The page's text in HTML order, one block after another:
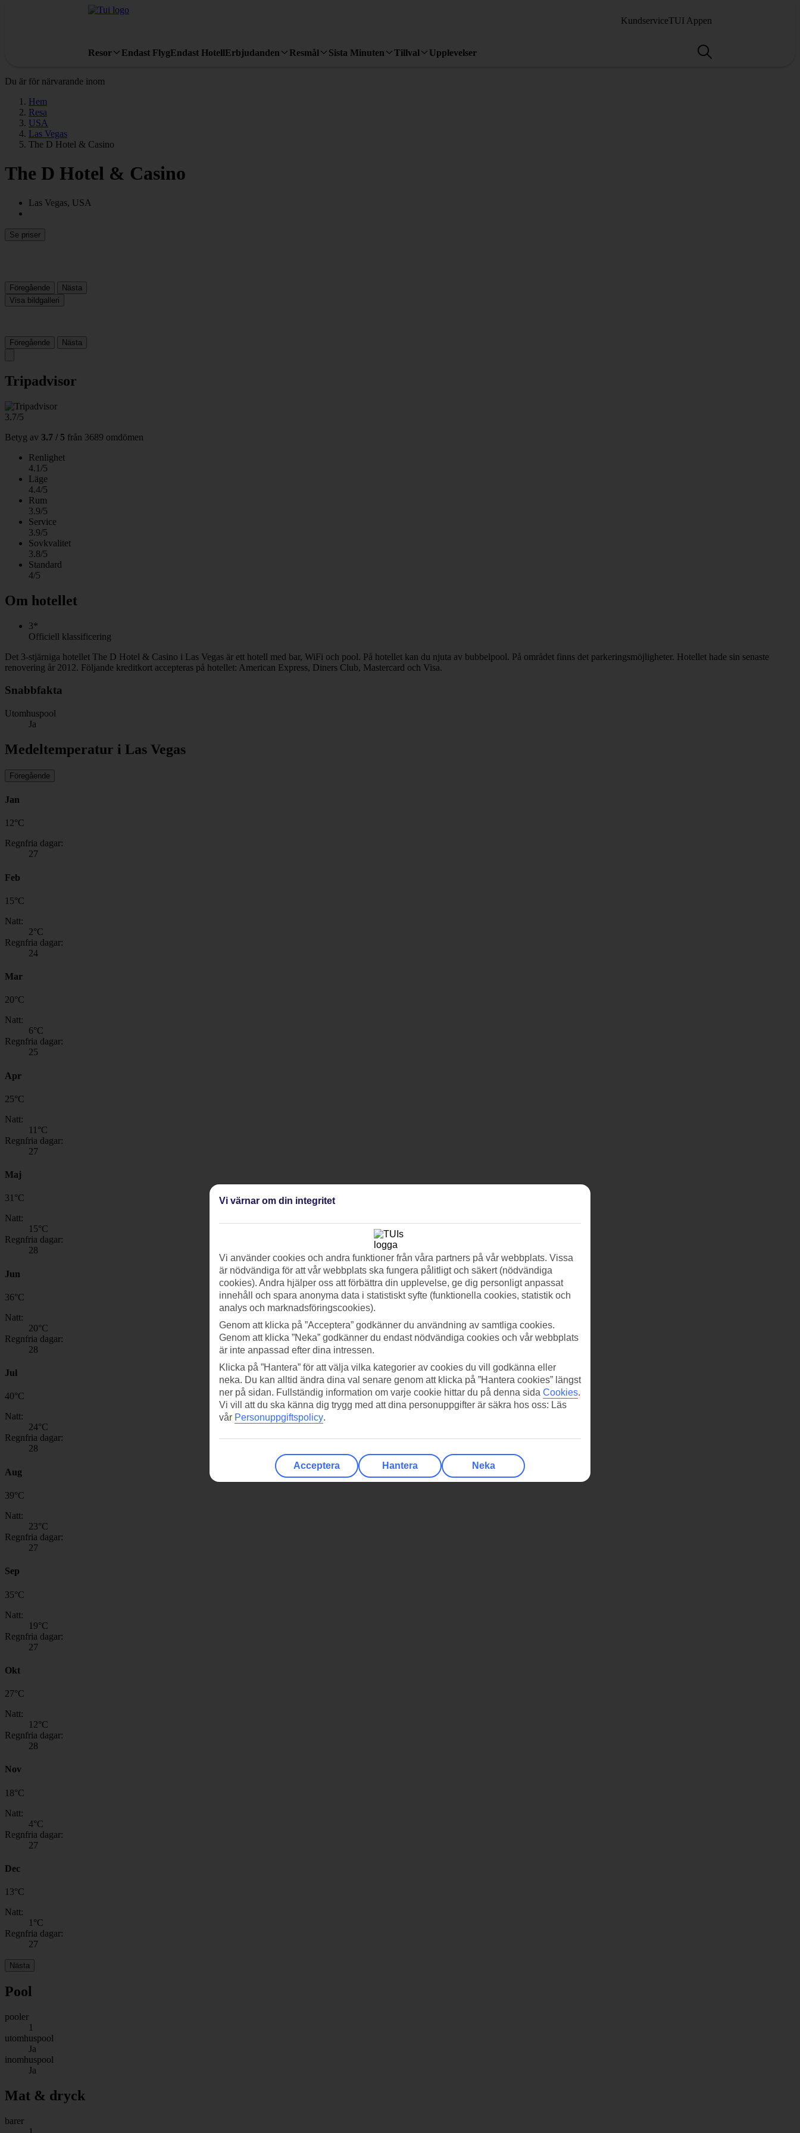
KundserviceTUI Appen
Resor Endast FlygEndast HotellErbjudanden Resmål Sista Minuten Tillval Upplevelser
Du är för närvarande inom
Hem
Resa
USA
Las Vegas
The D Hotel & Casino
The D Hotel & Casino
Las Vegas, USA
Se priser
Föregående
Nästa
Visa bildgalleri
Föregående Nästa
Tripadvisor
3.7/5
Betyg av 3.7 / 5 från 3689 omdömen
Renlighet
4.1/5
Läge
4.4/5
Rum
3.9/5
Service
3.9/5
Sovkvalitet
3.8/5
Standard
4/5
Om hotellet
3*
Officiell klassificering
Det 3-stjärniga hotellet The D Hotel & Casino i Las Vegas är ett hotell med bar, WiFi och pool. På hotellet kan du njuta av bubbelpool. På området finns det parkeringsmöjligheter. Hotellet hade sin senaste
renovering år 2012. Följande kreditkort accepteras på hotellet: American Express, Diners Club, Mastercard och Visa.
Snabbfakta
Utomhuspool
Ja
Medeltemperatur i Las Vegas
Föregående
Jan
12°C
Regnfria dagar:
27
Feb
15°C
Natt:
2°C
Regnfria dagar:
24
Mar
20°C
Natt:
6°C
Regnfria dagar:
25
Apr
25°C
Natt:
11 °C
Regnfria dagar:
27
Maj
31°C
Natt:
15°C
Regnfria dagar:
28
Jun
36°C
Natt:
20°C
Regnfria dagar:
28
Jul
40°C
Natt:
24°C
Regnfria dagar:
28
Aug
39°C
Natt:
23°C
Regnfria dagar:
27
Sep
35°C
Natt:
19°C
Regnfria dagar:
27
Okt
27°C
Natt:
12°C
Regnfria dagar:
28
Nov
18°C
Natt:
4°C
Regnfria dagar:
27
Dec
13°C
Natt:
1 °C
Regnfria dagar:
27
Nästa
Pool
pooler
1
utomhuspool
Ja
inomhuspool
Ja
Mat & dryck
barer
Vi värnar om din integritet
Vi använder cookies och andra funktioner från våra partners på vår webbplats. Vissa
är nödvändiga för att vår webbplats ska fungera pålitligt och säkert (nödvändiga
cookies). Andra hjälper oss att förbättra din upplevelse, ge dig personligt anpassat
innehåll och spara anonyma data i statistiskt syfte (funktionella cookies, statistik och
analys och marknadsföringscookies).
Genom att klicka på ”Acceptera” godkänner du användning av samtliga cookies.
Genom att klicka ”Neka” godkänner du endast nödvändiga cookies och vår webbplats
är inte anpassad efter dina intressen.
Klicka på ”Hantera” för att välja vilka kategorier av cookies du vill godkänna eller
neka. Du kan alltid ändra dina val senare genom att klicka på ”Hantera cookies” längst
ner på sidan. Fullständig information om varje cookie hittar du på denna sida Cookies.
Vi vill att du ska känna dig trygg med att dina personuppgifter är säkra hos oss: Läs
vår Personuppgiftspolicy.
Acceptera Hantera Neka